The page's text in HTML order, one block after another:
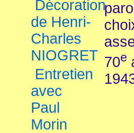
Décoration
de Henri-
Charles
NIOGRET
Entretien
avec
Paul
Morin
70e